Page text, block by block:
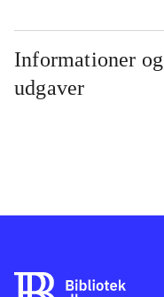
Informationer og
udgaver